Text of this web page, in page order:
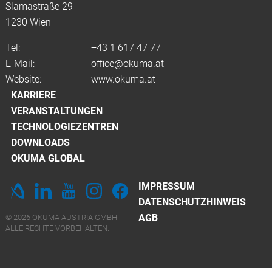
Slamastraße 29
1230 Wien
Tel:
+43 1 617 47 77
E-Mail:
office@okuma.at
Website:
www.okuma.at
KARRIERE
VERANSTALTUNGEN
TECHNOLOGIEZENTREN
DOWNLOADS
OKUMA GLOBAL
IMPRESSUM
DATENSCHUTZHINWEIS
AGB
© 2026 OKUMA AUSTRIA GMBH
ALLE RECHTE VORBEHALTEN.